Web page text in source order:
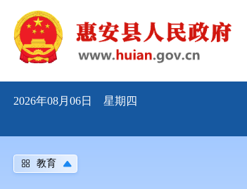
2026年08月06日 星期四
教育